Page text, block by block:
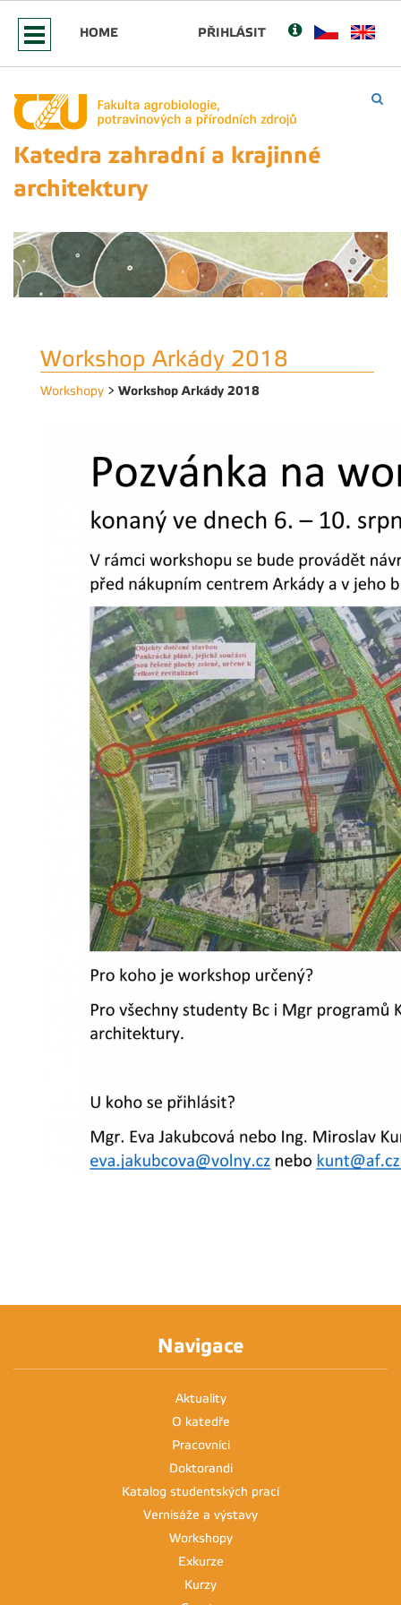
HOME PŘIHLÁSIT
Katedra zahradní a krajinné
architektury
Workshop Arkády 2018
Workshopy > Workshop Arkády 2018
Navigace
Aktuality
O katedře
Pracovníci
Doktorandi
Katalog studentských prací
Vernisáže a výstavy
Workshopy
Exkurze
Kurzy